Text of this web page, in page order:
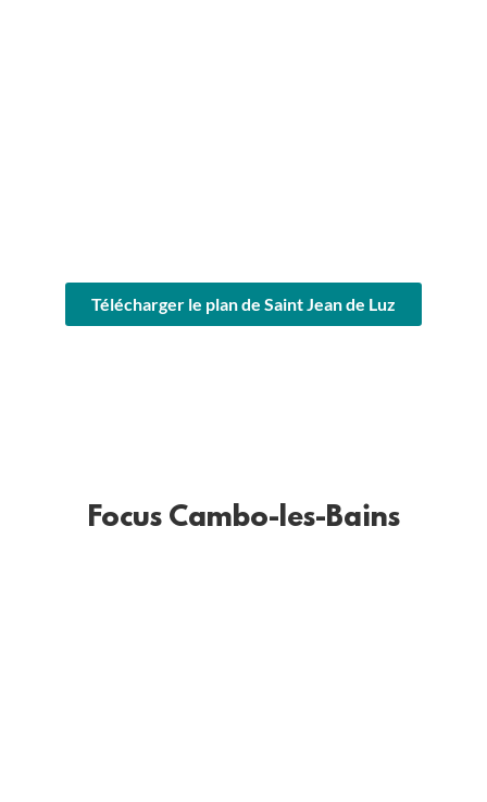
Télécharger le plan de Saint Jean de Luz
Focus Cambo-les-Bains